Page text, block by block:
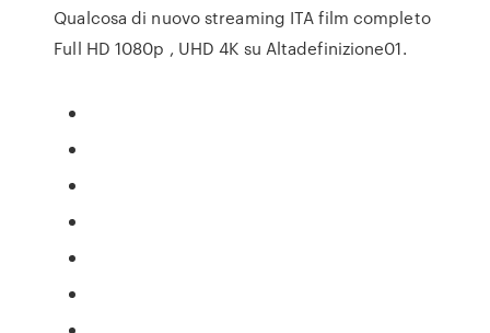
Qualcosa di nuovo streaming ITA film completo
Full HD 1080p , UHD 4K su Altadefinizione01.